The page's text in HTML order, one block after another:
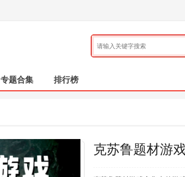
专题合集 排行榜
克苏鲁题材游